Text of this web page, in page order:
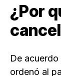
¿Por
De
ordenó al